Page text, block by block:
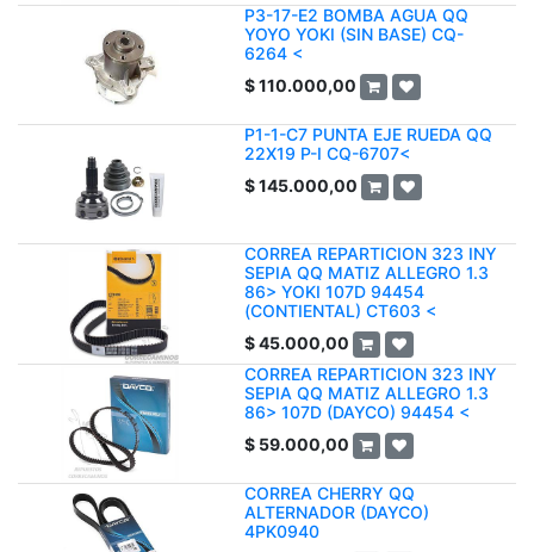
P3-17-E2 BOMBA AGUA QQ
YOYO YOKI (SIN BASE) CQ-
6264 <
$110.000,00
P1-1-C7 PUNTA EJE RUEDA QQ
22X19 P-I CQ-6707<
$145.000,00
CORREA REPARTICION 323 INY
SEPIA QQ MATIZ ALLEGRO 1.3
86> YOKI 107D 94454
(CONTIENTAL) CT603 <
$45.000,00
CORREA REPARTICION 323 INY
SEPIA QQ MATIZ ALLEGRO 1.3
86> 107D (DAYCO) 94454 <
$ 59.000,00
CORREA CHERRY QQ
ALTERNADOR (DAYCO)
4PK0940